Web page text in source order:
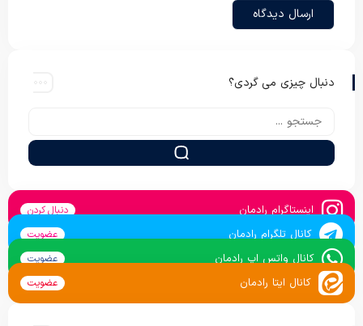
دنبال چیزی می گردی؟
اینستاگرام رادمان دنبال کردن
کانال تلگرام رادمان عضویت
کانال واتس اپ رادمان عضویت
کانال ایتا رادمان عضویت